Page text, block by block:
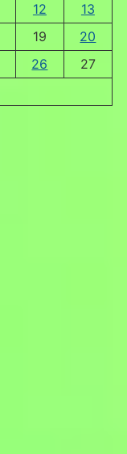
12
13
19
20
26
27